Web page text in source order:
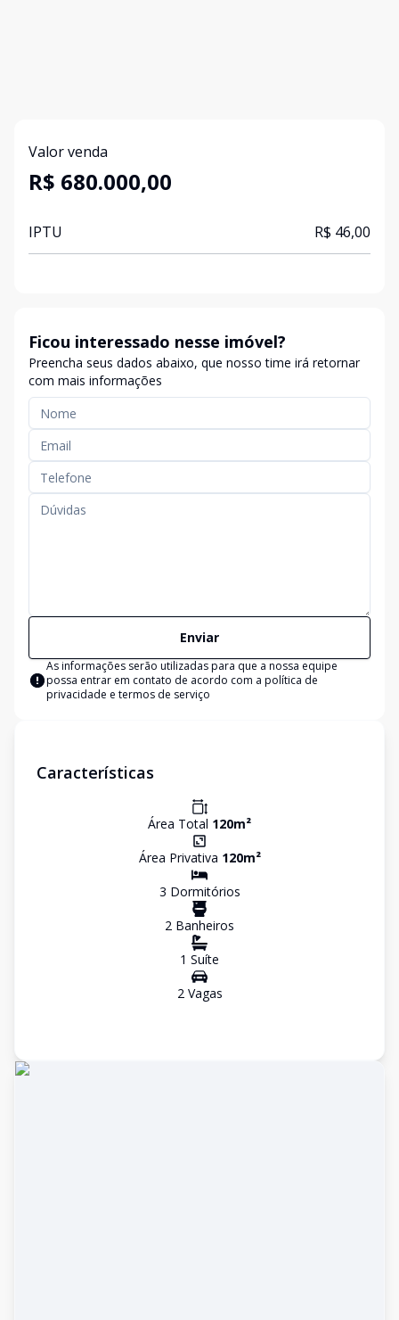
Valor venda
R$ 680.000,00
IPTU R$ 46,00
Ficou interessado nesse imóvel?
Preencha seus dados abaixo, que nosso time irá retornar
com mais informações
Enviar
As informações serão utilizadas para que a nossa equipe
possa entrar em contato de acordo com a política de
privacidade e termos de serviço
Características
Área Total 120m²
Área Privativa 120m²
3 Dormitórios
2 Banheiros
1 Suíte
2Vagas